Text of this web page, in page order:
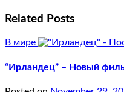
Related Posts
В мире
“Ирландец” – Новый